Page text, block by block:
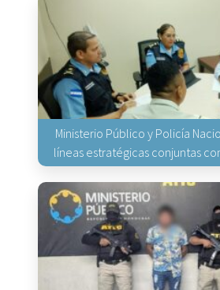
Ministerio Público y Policía
líneas estratégicas conjuntas